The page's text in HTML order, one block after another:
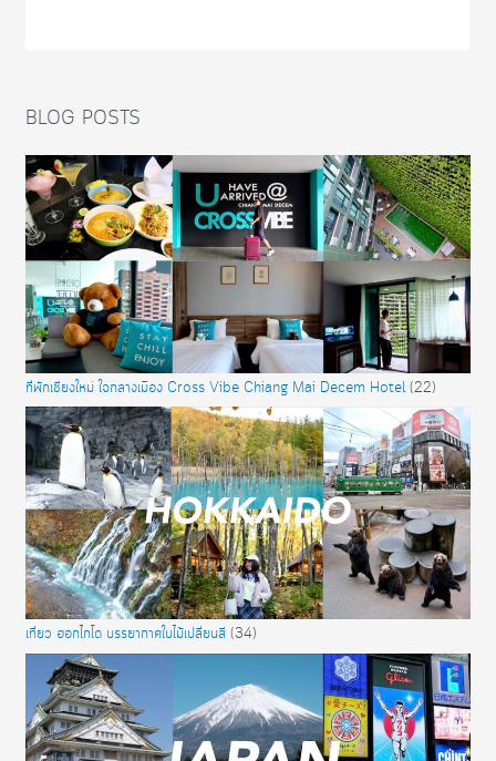
BLOG POSTS
ที่พักเชียงใหม่ ใจกลางเมือง Cross Vibe Chiang Mai Decem Hotel (22)
เที่ยว ฮอกไกโด บรรยากาศใบไม้เปลี่ยนสี (34)